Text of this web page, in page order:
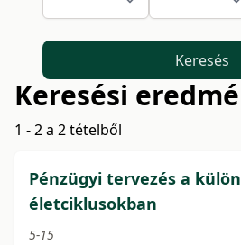
Keresés
Keresési
1 - 2 a 2 tételből
Pénzügyi tervezés a
életciklusokban
5-15